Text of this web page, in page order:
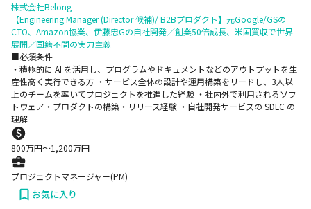
株式会社Belong
【Engineering Manager (Director 候補)/ B2Bプロダクト】元Google/GSの
CTO、Amazon協業、伊藤忠Gの自社開発／創業50倍成長、米国買収で世界
展開／国籍不問の実力主義
■必須条件
・積極的に AI を活用し、プログラムやドキュメントなどのアウトプットを生
産性高く実行できる方 ・サービス全体の設計や運用構築をリードし、3人以
上のチームを率いてプロジェクトを推進した経験 ・社内外で利用されるソフ
トウェア・プロダクトの構築・リリース経験 ・自社開発サービスの SDLC の
理解
800万円〜1,200万円
プロジェクトマネージャー(PM)
お気に入り